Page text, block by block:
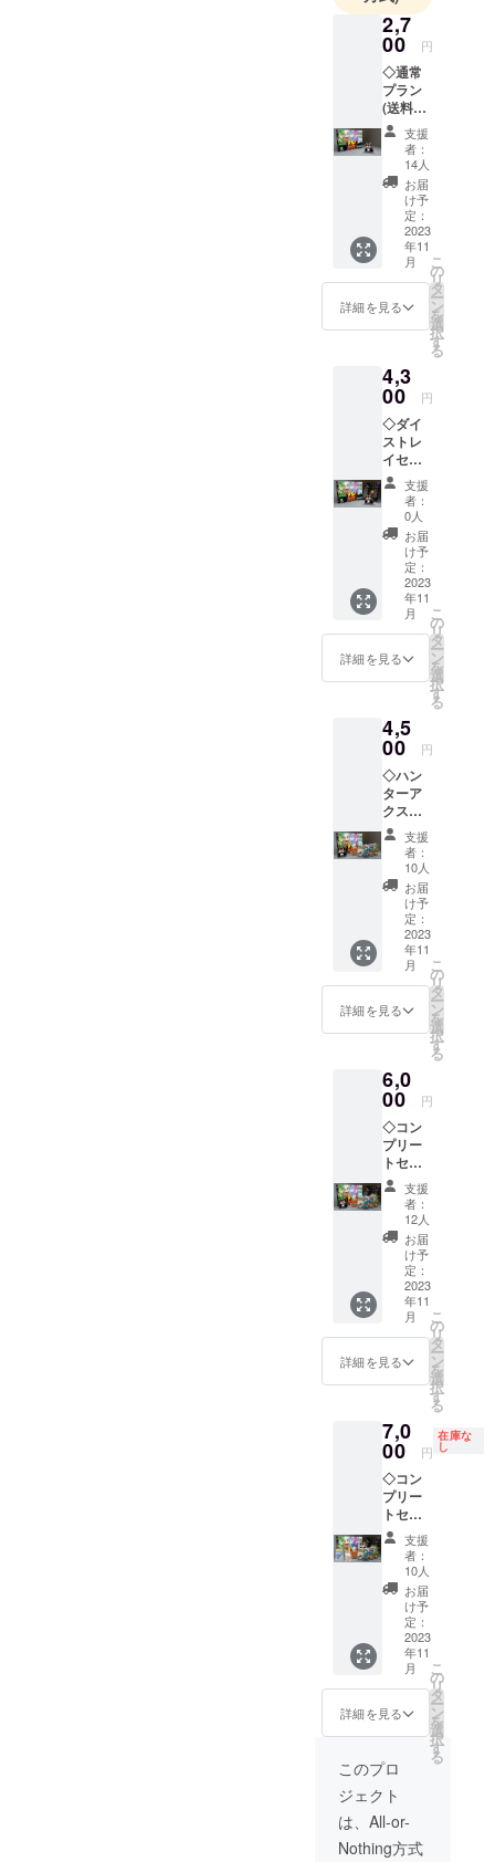
て！あにま
るず』
『げっちー
2,7
00 円
◇通常
プラン
(送料
込) ケ
モノハ
ント本
体にア
クリル
スタン
ド(ケモ
ノ)が付
いてく
る通常
プラン
です。
■ケモノ
ハント
本体1個
■アクリ
ルスタ
ンド (ケ
モノ)
支援
者：
14人
お届
け予
定：
2023
年11
月
詳細を見る
こ
の
リ
タ
ー
ン
を
選
択
す
る
4,3
00 円
◇ダイ
ストレ
イセッ
ト(送料
込) 通常
プラン
に「オ
リジナ
ルデザ
インの
布製ダ
イスト
レイ」
が加
わった
ダイス
トレイ
でより
遊びや
すく、
より豪
華に！
リター
ン内容
■ケモノ
ハント
本体 1
クリル
スタン
ド(ケモ
ノ) ■布
支援
者：
0人
お届
け予
定：
2023
年11
月
詳細を見る
こ
の
リ
タ
ー
ン
を
選
択
す
る
4,5
00 円
◇ハン
ターア
クスタ5
種セッ
ト(送料
込) 通常
プラン
に「ハ
ンター
のアク
リルス
タンド5
種」が
加わっ
たプラ
レイ
ヤーコ
マとし
て使用
すれ
ば、よ
り盤面
が豪華
になり
ます！
リター
ン内容
■ケモノ
ハント
本体1個
■アクリ
ルスタ
ルスタ
ンド(ハ
種各1
個)
支援
者：
10人
お届
け予
定：
2023
年11
月
詳細を見る
こ
の
リ
タ
ー
ン
を
選
択
す
る
6,0
00 円
◇コン
プリー
トセッ
ト 通
常プラ
ンにオ
リジナ
ルデザ
インの
布製ダ
イスト
レイ、
ハン
ターの
アクリ
が加
わった
コンプ
リート
セット
です！
リター
ン内容
■ケモノ
ハント
本体1個
■アクリ
ルスタ
ンド(ケ
モノ) ■
ダイス
トレイ
ンド(ハ
種各1
個)
支援
者：
12人
お届
け予
定：
2023
年11
月
詳細を見る
こ
の
リ
タ
ー
ン
を
選
択
す
る
7,0
00 円
在庫な
し
◇コン
プリー
トセッ
ト+メビ
シック
過去作2
点 コ
ンプ
リート
セット
にプラ
ス1,000
円で、
メビ
シック
作『あ
つめ
て！あ
にまる
ず』と
『げっ
支援
者：
10人
お届
け予
定：
2023
年11
月
詳細を見る
こ
の
リ
タ
ー
ン
を
選
択
す
る
このプロ
ジェクト
は、All-or-
Nothing方式